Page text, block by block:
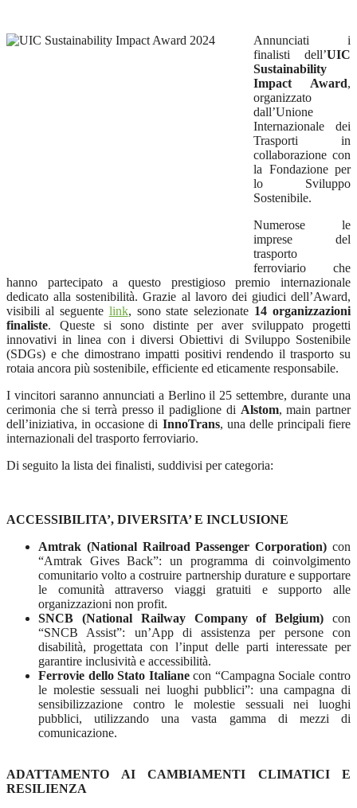
Annunciati i
finalisti dell’UIC
Sustainability
Impact Award,
organizzato
dall’Unione
Internazionale dei
Trasporti in
collaborazione con
la Fondazione per
lo Sviluppo
Sostenibile.
Numerose le
imprese del
trasporto
ferroviario che
hanno partecipato a questo prestigioso premio internazionale
dedicato alla sostenibilità. Grazie al lavoro dei giudici dell’Award,
visibili al seguente link, sono state selezionate 14 organizzazioni
finaliste. Queste si sono distinte per aver sviluppato progetti
innovativi in linea con i diversi Obiettivi di Sviluppo Sostenibile
(SDGs) e che dimostrano impatti positivi rendendo il trasporto su
rotaia ancora più sostenibile, efficiente ed eticamente responsabile.
I vincitori saranno annunciati a Berlino il 25 settembre, durante una
cerimonia che si terrà presso il padiglione di Alstom, main partner
dell’iniziativa, in occasione di InnoTrans, una delle principali fiere
internazionali del trasporto ferroviario.
Di seguito la lista dei finalisti, suddivisi per categoria:
ACCESSIBILITA’, DIVERSITA’ E INCLUSIONE
Amtrak (National Railroad Passenger Corporation) con
“Amtrak Gives Back”: un programma di coinvolgimento
comunitario volto a costruire partnership durature e supportare
le comunità attraverso viaggi gratuiti e supporto alle
organizzazioni non profit.
SNCB (National Railway Company of Belgium) con
“SNCB Assist”: un’App di assistenza per persone con
disabilità, progettata con l’input delle parti interessate per
garantire inclusività e accessibilità.
Ferrovie dello Stato Italianecon “Campagna Sociale contro
le molestie sessuali nei luoghi pubblici”: una campagna di
sensibilizzazione contro le molestie sessuali nei luoghi
pubblici, utilizzando una vasta gamma di mezzi di
comunicazione.
ADATTAMENTO AI CAMBIAMENTI CLIMATICI E
RESILIENZA